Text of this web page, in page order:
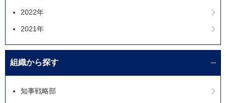
2022年
2021年
組織から探す
知事戦略部